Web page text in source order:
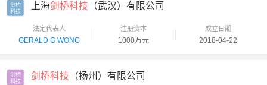
剑桥
科技
上海剑桥科技 （武汉）有限公司
法定代表人
GERALD G WONG
注册资本
1000万元
成立日期
2018-04-22
剑桥
科技
剑桥科技 （扬州）有限公司